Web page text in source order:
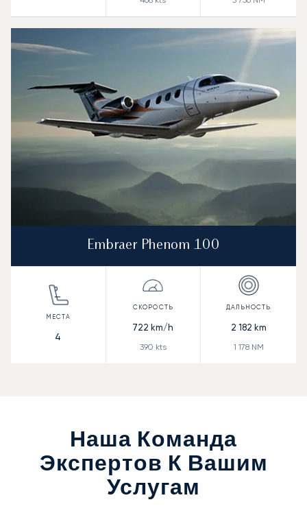
Embraer Phenom 100
4
722 km/h
390 kts
2 182 km
1 178NM
Наша Команда
Экспертов К Вашим
Услугам